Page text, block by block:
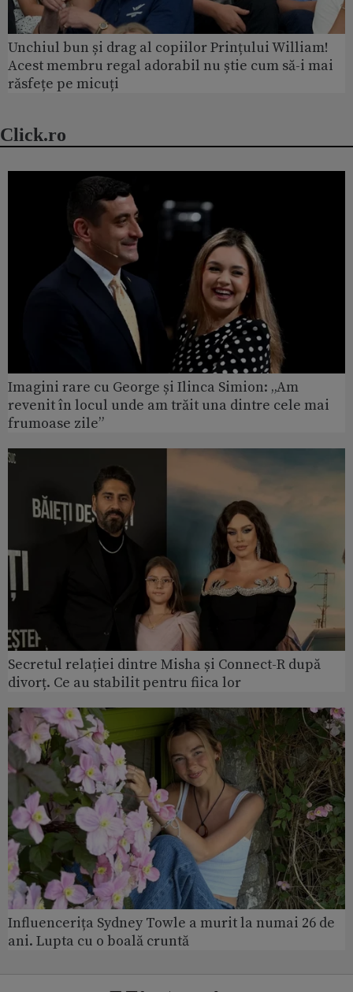
Unchiul bun și drag al copiilor Prințului William!
Acest membru regal adorabil nu știe cum să-i mai
răsfețe pe micuți
Click.ro
Imagini rare cu George și Ilinca Simion: „Am
revenit în locul unde am trăit una dintre cele mai
frumoase zile”
Secretul relației dintre Misha și Connect-R după
divorț. Ce au stabilit pentru fiica lor
Influencerița Sydney Towle a murit la numai 26 de
ani. Lupta cu o boală cruntă